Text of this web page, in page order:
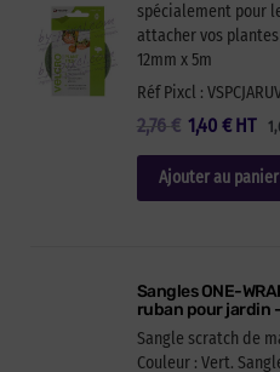
spécialement pour
attacher vos
12mm x 5m
Réf Pixcl :
2,76€
Le
prix
initial
était :
2,76 €.
1,40 €
Le
prix
actuel
est :
1,40 €.
HT
Ajouter au panier
Sangles ONE-
ruban pour jardin
Sangle scratch de
Couleur : Vert.